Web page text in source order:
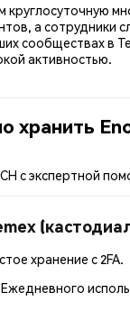
круглосуточную
а сотрудники
сообществах в
активностью.
хранить
с экспертной
хранение с 2FA.
Ежедневного